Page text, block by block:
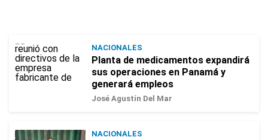
NACIONALES
Planta de medicamentos expandirá
sus operaciones en Panamá y
generará empleos
José Agustín Del Mar
NACIONALES